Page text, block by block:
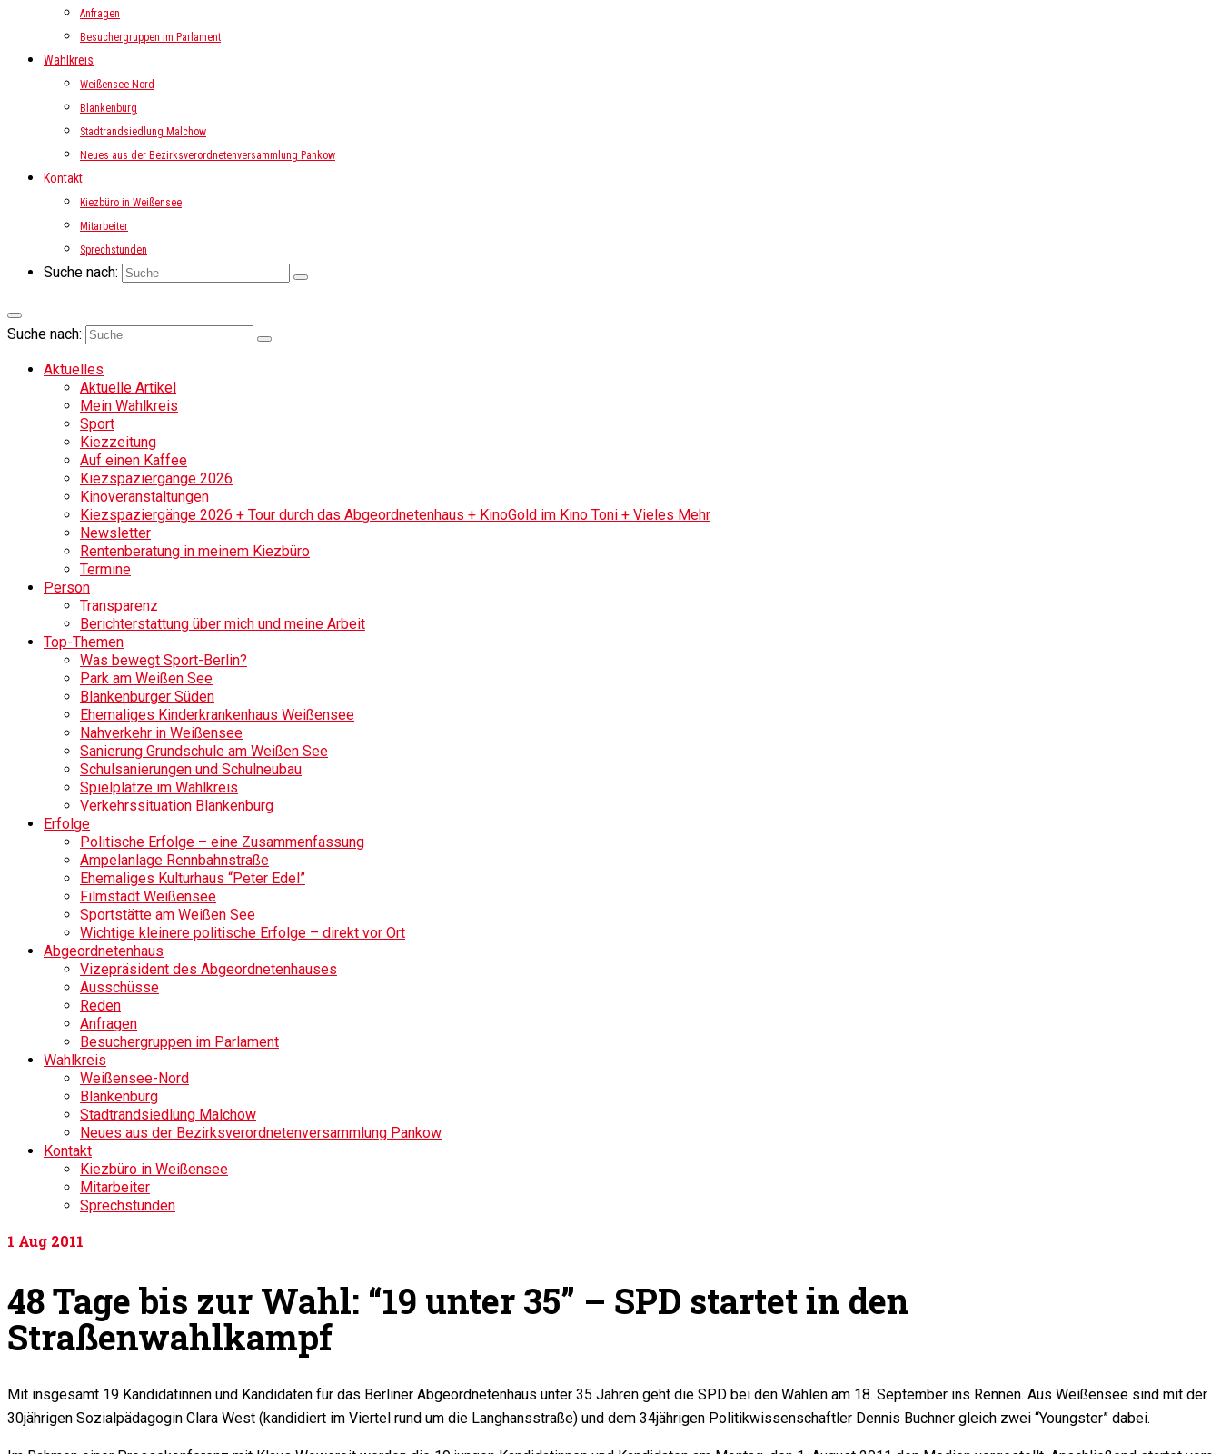
Anfragen
Besuchergruppen im Parlament
Wahlkreis
Weißensee-Nord
Blankenburg
Stadtrandsiedlung Malchow
Neues aus der Bezirksverordnetenversammlung Pankow
Kontakt
Kiezbüro in Weißensee
Mitarbeiter
Sprechstunden
Suche nach:
Suche nach:
Aktuelles
Aktuelle Artikel
Mein Wahlkreis
Sport
Kiezzeitung
Auf einen Kaffee
Kiezspaziergänge 2026
Kinoveranstaltungen
Kiezspaziergänge 2026 + Tour durch das Abgeordnetenhaus + KinoGold im Kino Toni + Vieles Mehr
Newsletter
Rentenberatung in meinem Kiezbüro
Termine
Person
Transparenz
Berichterstattung über mich und meine Arbeit
Top-Themen
Was bewegt Sport-Berlin?
Park am Weißen See
Blankenburger Süden
Ehemaliges Kinderkrankenhaus Weißensee
Nahverkehr in Weißensee
Sanierung Grundschule am Weißen See
Schulsanierungen und Schulneubau
Spielplätze im Wahlkreis
Verkehrssituation Blankenburg
Erfolge
Politische Erfolge – eine Zusammenfassung
Ampelanlage Rennbahnstraße
Ehemaliges Kulturhaus “Peter Edel”
Filmstadt Weißensee
Sportstätte am Weißen See
Wichtige kleinere politische Erfolge – direkt vor Ort
Abgeordnetenhaus
Vizepräsident des Abgeordnetenhauses
Ausschüsse
Reden
Anfragen
Besuchergruppen im Parlament
Wahlkreis
Weißensee-Nord
Blankenburg
Stadtrandsiedlung Malchow
Neues aus der Bezirksverordnetenversammlung Pankow
Kontakt
Kiezbüro in Weißensee
Mitarbeiter
Sprechstunden
1 Aug 2011
48 Tage bis zur Wahl: “19 unter 35” – SPD startet in den
Straßenwahlkampf
Mit insgesamt 19 Kandidatinnen und Kandidaten für das Berliner Abgeordnetenhaus unter 35 Jahren geht die SPD bei den Wahlen am 18. September ins Rennen. Aus Weißensee sind mit der
30jährigen Sozialpädagogin Clara West (kandidiert im Viertel rund um die Langhansstraße) und dem 34jährigen Politikwissenschaftler Dennis Buchner gleich zwei “Youngster” dabei.